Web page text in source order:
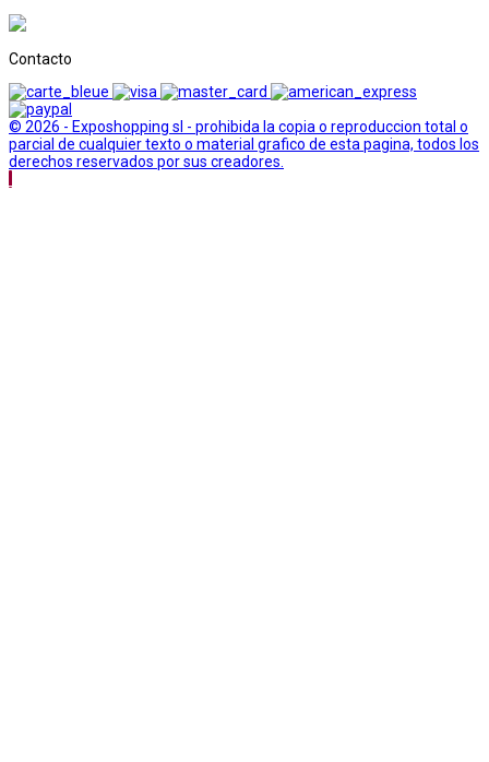
Contacto
© 2026 - Exposhopping sl - prohibida la copia o reproduccion total o
parcial de cualquier texto o material grafico de esta pagina, todos los
derechos reservados por sus creadores.